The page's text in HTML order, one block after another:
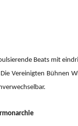
Beats mit
Vereinigten Bühnen